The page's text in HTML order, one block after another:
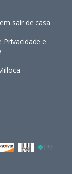
sair de casa
Privacidade e